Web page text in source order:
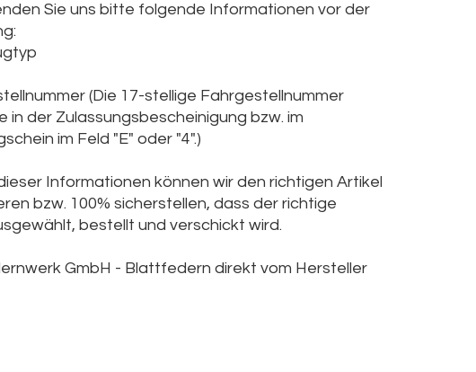
Sie uns bitte folgende Informationen vor der
(Die 17-stellige Fahrgestellnummer
in der Zulassungsbescheinigung bzw. im
im Feld "E" oder "4".)
Informationen können wir den richtigen Artikel
bzw. 100% sicherstellen, dass der richtige
bestellt und verschickt wird.
GmbH - Blattfedern direkt vom Hersteller